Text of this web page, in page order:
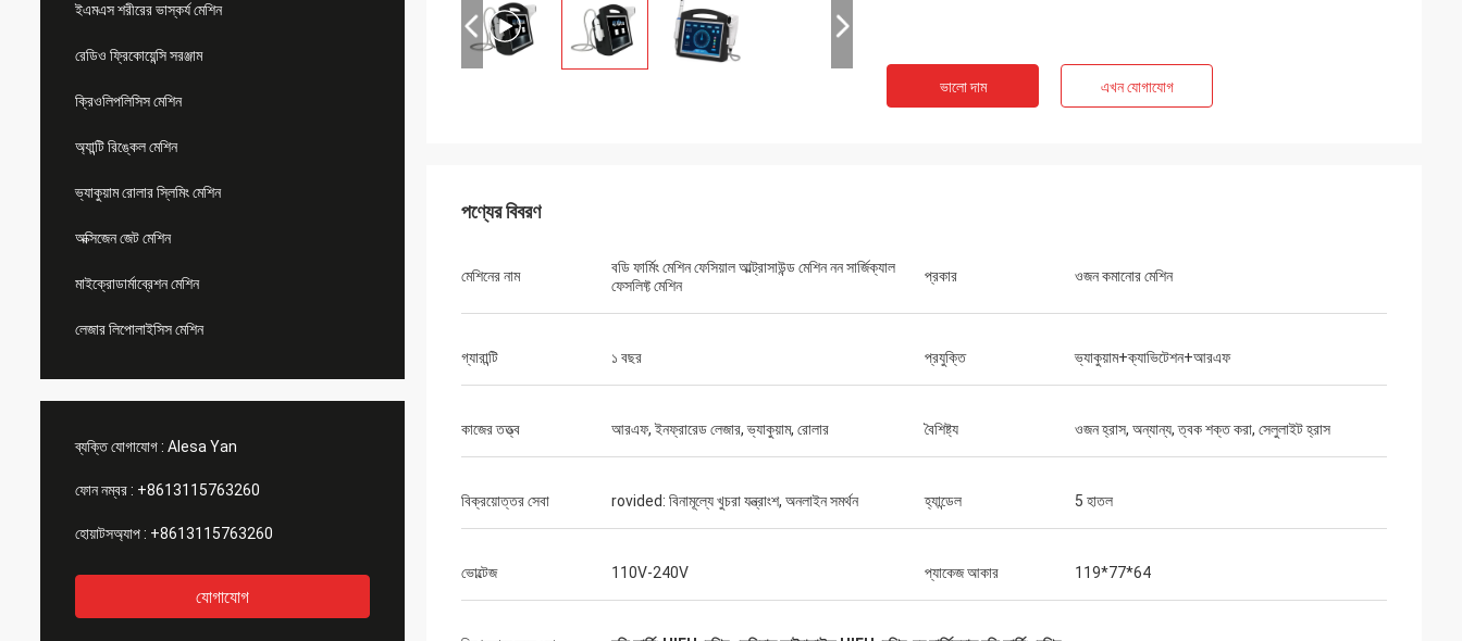
ইএমএস শরীরের ভাস্কর্য মেশিন
রেডিও ফ্রিকোয়েন্সি সরঞ্জাম
ক্রিওলিপলিসিস মেশিন
অ্যান্টি রিঙ্কেল মেশিন
ভ্যাকুয়াম রোলার স্লিমিং মেশিন
অক্সিজেন জেট মেশিন
মাইক্রোডার্মাব্রেশন মেশিন
লেজার লিপোলাইসিস মেশিন
ব্যক্তি যোগাযোগ : Alesa Yan
ফোন নম্বর : +8613115763260
হোয়াটসঅ্যাপ : +8613115763260
যোগাযোগ
ভালো দাম এখন যোগাযোগ
পণ্যের বিবরণ
মেশিনের নাম
বডি ফার্মিং মেশিন ফেসিয়াল আল্ট্রাসাউন্ড মেশিন নন সার্জিক্যাল
ফেসলিফ্ট মেশিন
প্রকার ওজন কমানোর মেশিন
গ্যারান্টি ১ বছর প্রযুক্তি ভ্যাকুয়াম+ক্যাভিটেশন+আরএফ
কাজের তত্ত্ব আরএফ, ইনফ্রারেড লেজার, ভ্যাকুয়াম, রোলার বৈশিষ্ট্য ওজন হ্রাস, অন্যান্য, ত্বক শক্ত করা, সেলুলাইট হ্রাস
বিক্রয়োত্তর সেবা rovided: বিনামূল্যে খুচরা যন্ত্রাংশ, অনলাইন সমর্থন হ্যান্ডেল 5 হাতল
ভোল্টেজ 110V-240V প্যাকেজ আকার 119*77*64